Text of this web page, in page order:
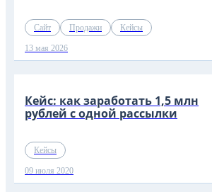
Сайт Продажи Кейсы
13 мая 2026
Кейс: как заработать 1,5 млн
рублей с одной рассылки
Кейсы
09 июля 2020